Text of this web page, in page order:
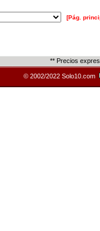
[Pág.
** Precios
© 2002/2022 Solo10.com